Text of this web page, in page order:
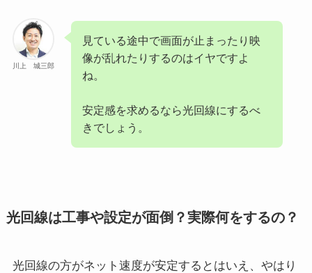
川上 城三郎
見ている途中で画面が止まったり映
像が乱れたりするのはイヤですよ
ね。
安定感を求めるなら光回線にするべ
きでしょう。
光回線は工事や設定が面倒？実際何をするの？
光回線の方がネット速度が安定するとはいえ、やはり